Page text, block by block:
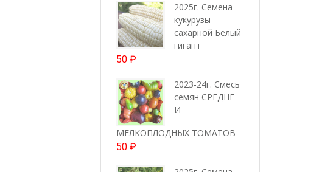
2025г. Семена
кукурузы
сахарной Белый
гигант
50 ₽
2023-24г. Смесь
семян СРЕДНЕ-
И
МЕЛКОПЛОДНЫХ ТОМАТОВ
50 ₽